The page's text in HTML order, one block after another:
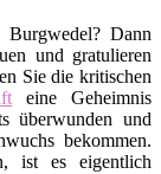
Burgwedel? Dann
und gratulieren
Sie die kritischen
eine Geheimnis
überwunden und
bekommen.
ist es eigentlich